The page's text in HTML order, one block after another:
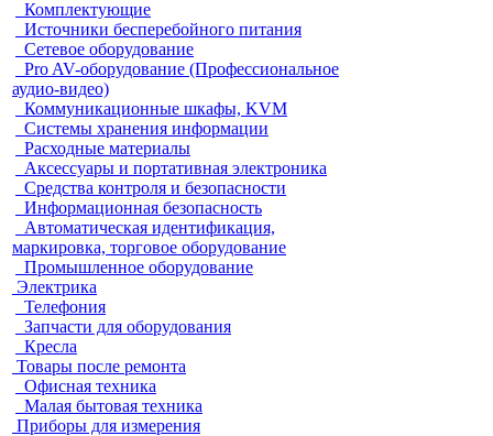
Комплектующие
Источники бесперебойного питания
Сетевое оборудование
Pro AV-оборудование (Профессиональное
аудио-видео)
Коммуникационные шкафы, KVM
Системы хранения информации
Расходные материалы
Аксессуары и портативная электроника
Средства контроля и безопасности
Информационная безопасность
Автоматическая идентификация,
маркировка, торговое оборудование
Промышленное оборудование
Электрика
Телефония
Запчасти для оборудования
Кресла
Товары после ремонта
Офисная техника
Малая бытовая техника
Приборы для измерения